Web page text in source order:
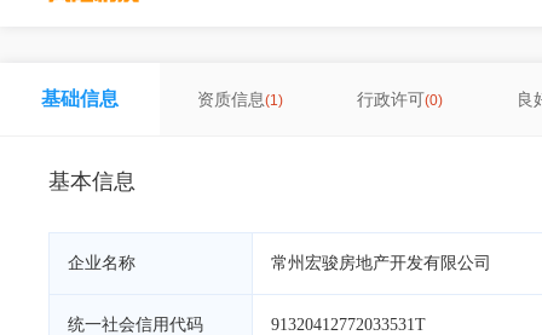
基础信息 资质信息(1) 行政许可(0) 良
基本信息
企业名称 常州宏骏房地产开发有限公司
统一社会信用代码 91320412772033531T